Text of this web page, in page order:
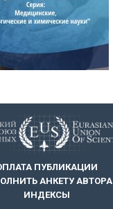
ПУБЛИКАЦИИ
АНКЕТУ АВТОРА
ИНДЕКСЫ